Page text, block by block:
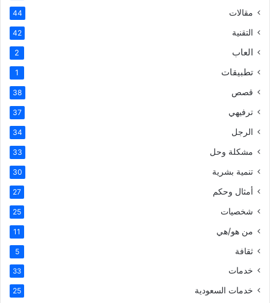
مقالات 44
التقنية 42
العاب 2
تطبيقات 1
قصص 38
ترفيهي 37
الرجل 34
مشكلة وحل 33
تنمية بشرية 30
أمثال وحكم 27
شخصيات 25
من هو/هي 11
ثقافة 5
خدمات 33
خدمات السعودية 25